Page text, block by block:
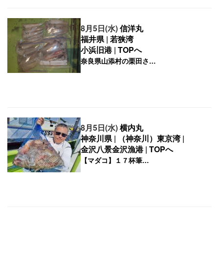
8月5日(水)信洋丸
福井県| 若狭湾
小浜旧港| TOPへ
8月5日(水)横内丸
神奈川県| （神奈川）東京湾|
金沢八景金沢漁港| TOPへ